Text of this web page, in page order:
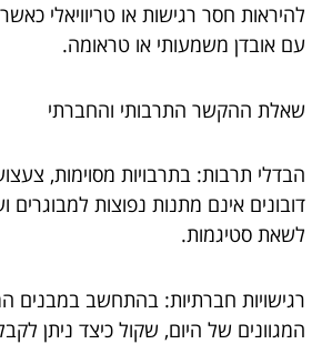
להיראות חסר רגישות או טריוויאלי
עם אובדן משמעותי או טראומה.
שאלת ההקשר התרבותי והחברתי
הבדלי תרבות: בתרבויות מסוימות,
דובונים אינם מתנות נפוצות למבוגרים
לשאת סטיגמות.
רגישויות חברתיות: בהתחשב במבנים
המגוונים של היום, שקול כיצד ניתן